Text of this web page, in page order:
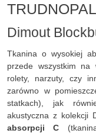
Dimout
Tkanina o wysokiej
przede wszystkim na
rolety, narzuty, czy
zarówno w
statkach), jak
akustyczna z kolekcji
absorpcji C